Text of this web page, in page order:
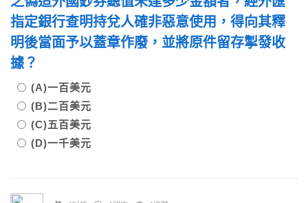
指定銀行查明持兌人確非惡意使用，得向其釋
明後當面予以蓋章作廢，並將原件留存掣發收
據？
(A)一百美元
(B)二百美元
(C)五百美元
(D)一千美元